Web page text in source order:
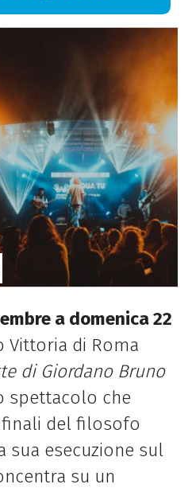
a domenica 22
Vittoria di Roma
di Giordano Bruno
spettacolo che
del filosofo
esecuzione sul
su un